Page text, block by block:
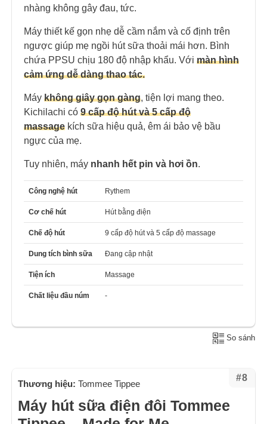
nhàng không gây đau, tức.
Máy thiết kế gọn nhẹ dễ cầm nắm và cố định trên
ngược giúp mẹ ngồi hút sữa thoải mái hơn. Bình
chứa PPSU chịu 180 độ nhập khẩu. Với màn hình
cảm ứng dễ dàng thao tác.
Máy không giây gọn gàng, tiện lợi mang theo.
Kichilachi có 9 cấp độ hút và 5 cấp độ
massage kích sữa hiệu quả, êm ái bảo vệ bầu
ngực của mẹ.
Tuy nhiên, máy nhanh hết pin và hơi ồn.
Công nghệ hút Rythem
Cơ chế hút Hút bằng điện
Chế độ hút 9 cấp độ hút và 5 cấp độ massage
Dung tích bình sữa Đang cập nhật
Tiện ích Massage
Chất liệu đầu núm -
So sánh
#8
Thương hiệu: Tommee Tippee
Máy hút sữa điện đôi Tommee